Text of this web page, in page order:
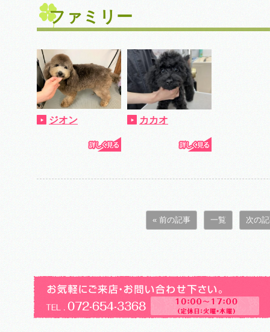
ファミリー
ジオン カカオ
« 前の記事 一覧 次の